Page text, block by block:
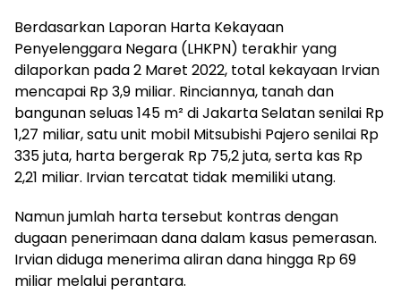
Berdasarkan Laporan Harta Kekayaan
Penyelenggara Negara (LHKPN) terakhir yang
dilaporkan pada 2 Maret 2022, total kekayaan Irvian
mencapai Rp 3,9 miliar. Rinciannya, tanah dan
bangunan seluas 145 m² di Jakarta Selatan senilai Rp
1,27 miliar, satu unit mobil Mitsubishi Pajero senilai Rp
335 juta, harta bergerak Rp 75,2 juta, serta kas Rp
2,21 miliar. Irvian tercatat tidak memiliki utang.
Namun jumlah harta tersebut kontras dengan
dugaan penerimaan dana dalam kasus pemerasan.
Irvian diduga menerima aliran dana hingga Rp 69
miliar melalui perantara.